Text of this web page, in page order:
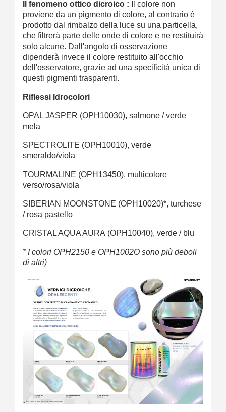
Il fenomeno ottico dicroico : Il colore non
proviene da un pigmento di colore, al contrario è
prodotto dal rimbalzo della luce su una particella,
che filtrerà parte delle onde di colore e ne restituirà
solo alcune. Dall'angolo di osservazione
dipenderà invece il colore restituito all'occhio
dell'osservatore, grazie ad una specificità unica di
questi pigmenti trasparenti.
Riflessi Idrocolori
OPAL JASPER (OPH10030), salmone / verde
mela
SPECTROLITE (OPH10010), verde
smeraldo/viola
TOURMALINE (OPH13450), multicolore
verso/rosa/viola
SIBERIAN MOONSTONE (OPH10020)*, turchese
/ rosa pastello
CRISTAL AQUA AURA (OPH10040), verde / blu
* I colori OPH2150 e OPH1002O sono più deboli
di altri)